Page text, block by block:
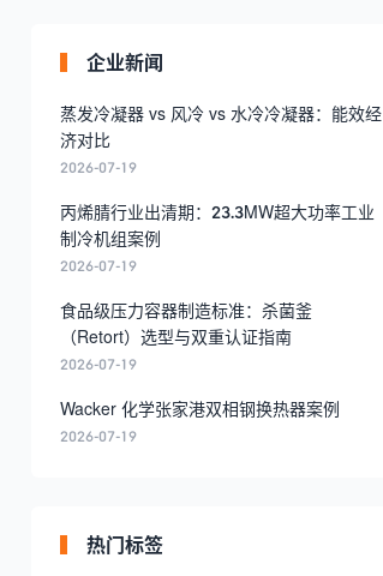
企业新闻
蒸发冷凝器 vs 风冷 vs 水冷冷凝器：能效经
济对比
2026-07-19
丙烯腈行业出清期：23.3MW超大功率工业
制冷机组案例
2026-07-19
食品级压力容器制造标准：杀菌釜
（Retort）选型与双重认证指南
2026-07-19
Wacker 化学张家港双相钢换热器案例
2026-07-19
热门标签